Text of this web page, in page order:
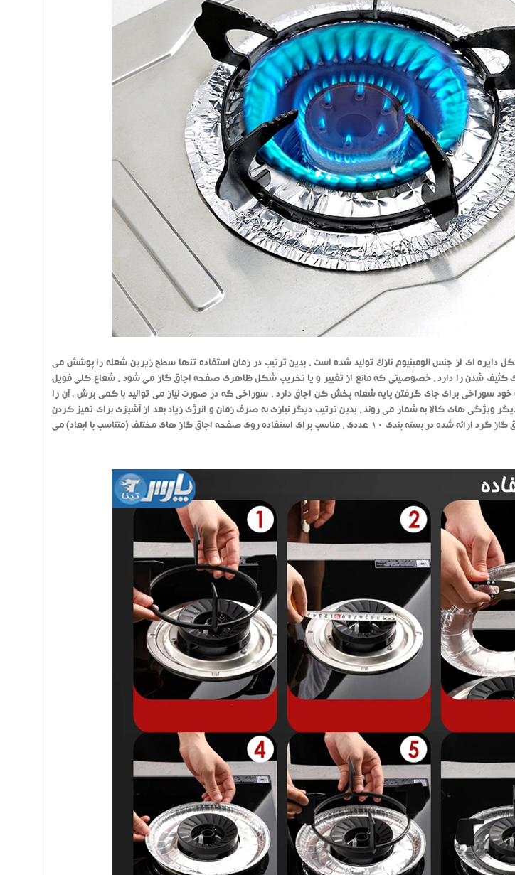
دایره ای از جنس آلومینیوم نازک تولید شده است ، بدین ترتیب در زمان استفاده تنها سطح زیرین شعله را پوشش می
کثیف شدن را دارد ، خصوصیتی که مانع از تغییر و یا تخریب شکل ظاهری صفحه اجاق گاز می شود . شعاع کلی فویل
در میانه خود سوراخی برای جای گرفتن پایه شعله پخش کن اجاق دارد ، سوراخی که در صورت نیاز می توانید با کمی برش ، آن را
ویژگی های کالا به شمار می روند ، بدین ترتیب دیگر نیازی به صرف زمان و انرژی زیاد بعد از آشپزی برای تمیز کردن
اجاق گاز نخواهد بود . محافظ فویلی اجاق گاز گرد ارائه شده در بسته بندی 10 عددی ، مناسب برای استفاده روی صفحه اجاق گاز های مختلف (متناسب با ابعاد) می